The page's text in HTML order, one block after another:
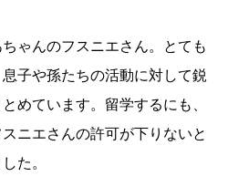
ゃんのフスニエさん。とても
子や孫たちの活動に対して鋭
めています。留学するにも、
ニエさんの許可が下りないと
た。